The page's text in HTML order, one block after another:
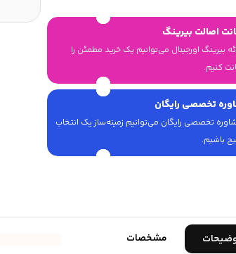
اصالت بیرینگ
با ارائه بیرینگ اورجینال می‎‌توانیم یک خرید مطمئن را
کنیم.
تخصصی رایگان
تخصصی رایگان می‌توانیم زمینه‌ساز یک انتخاب
باشیم.
مشخصات